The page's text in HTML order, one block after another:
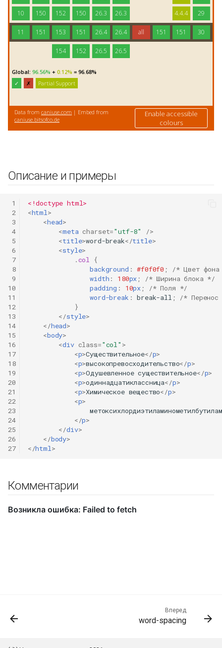
Описание и примеры
1
2
3
4
5
6
7
8
9
10
11
12
13
14
15
16
17
18
19
20
21
22
23
24
25
26
27
<!doctype html>
<html>
<head>
<meta charset="utf-8"
/>
<title>word-break</title>
<style>
.col
{
background : #f0f0f0 ;
/* Цвет
width : 180px;
/* Ширина блока */
padding : 10px;
/* Поля */
word-break : break-all ;
/*
}
</style>
</head>
<body>
<div class="col" >
<p>Cуществительное</p>
<p>высокопревосходительство</p>
<p>Одушевленное существительное</p>
<p>одиннадцатиклассница</p>
<p>Химическое вещество</p>
<p>
</p>
</div>
</body>
</html>
Комментарии
Вперед
word-spacing